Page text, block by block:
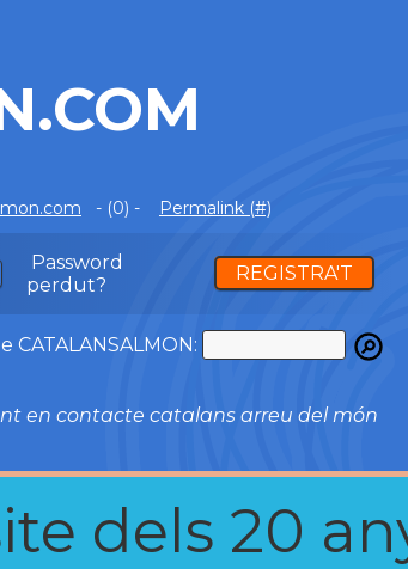
- (0) - Permalink (#)
Password
perdut?
REGISTRA'T
CATALANSALMON:
en contacte catalans arreu del món
dels 20